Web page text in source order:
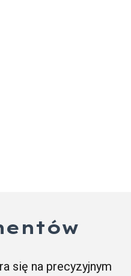
się na precyzyjnym